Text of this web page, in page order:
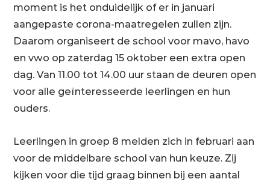
moment is het onduidelijk of er in januari
aangepaste corona-maatregelen zullen zijn.
Daarom organiseert de school voor mavo, havo
en vwo op zaterdag 15 oktober een extra open
dag. Van 11.00 tot 14.00 uur staan de deuren open
voor alle geïnteresseerde leerlingen en hun
ouders.
Leerlingen in groep 8 melden zich in februari aan
voor de middelbare school van hun keuze. Zij
kijken voor die tijd graag binnen bij een aantal